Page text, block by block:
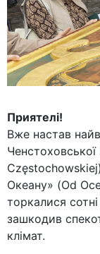
Приятелі!
Вже настав
Океану» (Od
торкалися
зашкодив
клімат.